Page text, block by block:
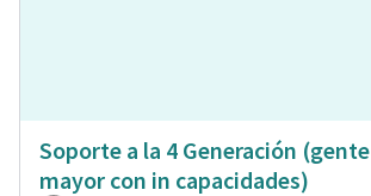
Soporte a la 4 Generación (gente
mayor con in capacidades)